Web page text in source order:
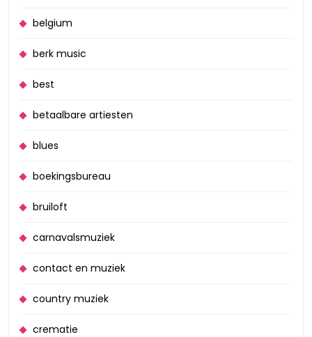
belgium
berk music
best
betaalbare artiesten
blues
boekingsbureau
bruiloft
carnavalsmuziek
contact en muziek
country muziek
crematie